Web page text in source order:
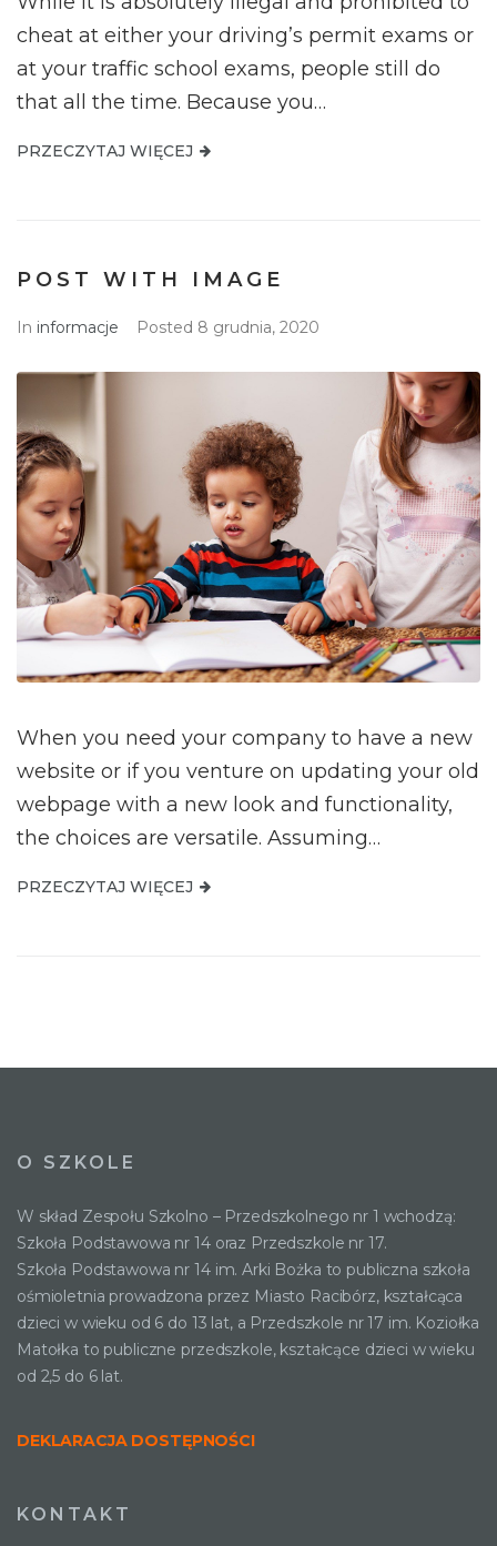
cheat at either your driving’s permit exams or
at your traffic school exams, people still do
that all the time. Because you…
PRZECZYTAJ WIĘCEJ
POST WITH IMAGE
In informacje Posted 8 grudnia, 2020
When you need your company to have a new
website or if you venture on updating your old
webpage with a new look and functionality,
the choices are versatile. Assuming…
PRZECZYTAJ WIĘCEJ
O SZKOLE
W skład Zespołu Szkolno – Przedszkolnego nr 1 wchodzą:
Szkoła Podstawowa nr 14 oraz Przedszkole nr 17.
Szkoła Podstawowa nr 14 im. Arki Bożka to publiczna szkoła
ośmioletnia prowadzona przez Miasto Racibórz, kształcąca
dzieci w wieku od 6 do 13 lat, a Przedszkole nr 17 im. Koziołka
Matołka to publiczne przedszkole, kształcące dzieci w wieku
od 2,5 do 6 lat.
DEKLARACJA DOSTĘPNOŚCI
KONTAKT